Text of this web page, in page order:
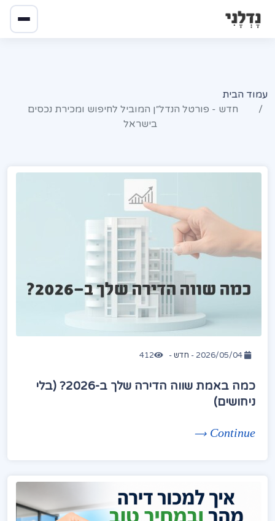
עמוד הבית
חדש - פורטל הנדל״ן המוביל לחיפוש ומכירת נכסים
בישראל
חדש-
412
כמה באמת שווה הדירה שלך ב-2026? (בלי
ניחושים)
Continue